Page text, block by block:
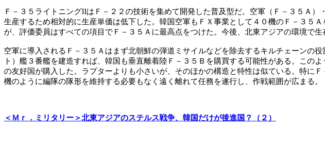
Ｆ－３５ライトニングIIはＦ－２２の技術を集めて開発した普及型だ。空軍（Ｆ－３５Ａ
生産するため相対的に生産単価は低下した。韓国空軍もＦＸ事業として４０機のＦ－３５
が、評価委員はすべての項目でＦ－３５Ａに最高点をつけた。今後、北東アジアの環境で
空軍に導入されるＦ－３５Ａはまず北朝鮮の弾道ミサイルなどを除去するキルチェーンの
ト）艦３番艦を建造すれば、韓国も垂直離着陸Ｆ－３５Ｂを購買する可能性がある。この
の友好国が購入した。ラプターよりも小さいが、そのほかの構造と特性は似ている。特に
機のように編隊の隊形を維持する必要もなく遠く離れて任務を遂行し、作戦範囲が広まる。
＜Ｍｒ．ミリタリー＞北東アジアのステルス戦争、韓国だけが後進国？（２）